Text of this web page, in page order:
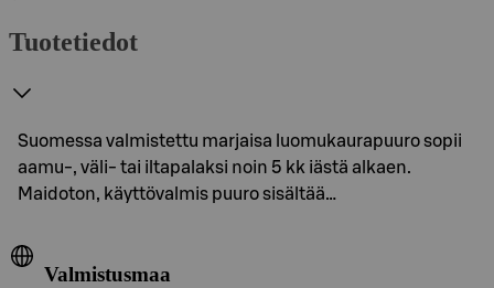
Tuotetiedot
Suomessa valmistettu marjaisa luomukaurapuuro sopii
aamu-, väli- tai iltapalaksi noin 5 kk iästä alkaen.
Maidoton, käyttövalmis puuro sisältää…
Valmistusmaa